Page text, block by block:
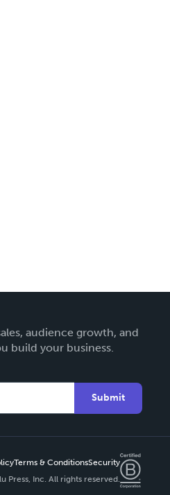
audience growth, and
build your business.
Submit
Terms & ConditionsSecurity
Press, Inc. All rights reserved.